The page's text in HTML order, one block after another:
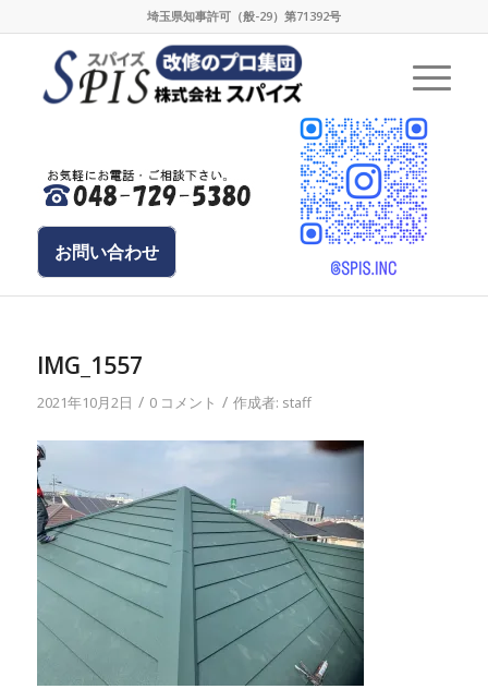
埼玉県知事許可（般-29）第71392号
お問い合わせ
IMG_1557
2021年10月2日 / 0 コメント / 作成者: staff